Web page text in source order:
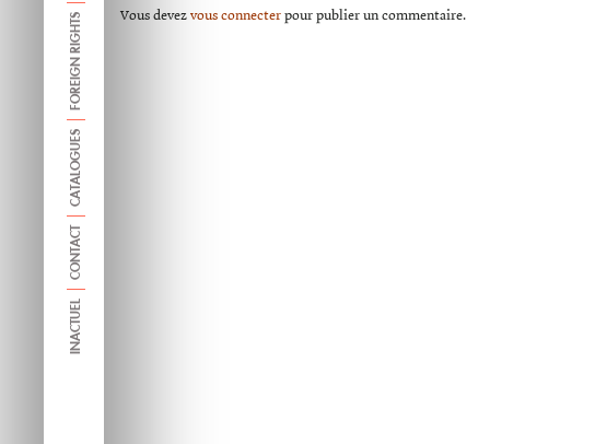
FOREIGN RIGHTS
CATALOGUES
CONTACT
INACTUEL
Vous devez vous connecter pour publier un commentaire.